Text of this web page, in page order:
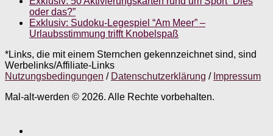
oder das?”
Exklusiv: Sudoku-Legespiel “Am Meer” –
Urlaubsstimmung trifft Knobelspaß
*Links, die mit einem Sternchen gekennzeichnet sind, sind
Werbelinks/Affiliate-Links
Nutzungsbedingungen / Datenschutzerklärung / Impressum
Mal-alt-werden © 2026. Alle Rechte vorbehalten.